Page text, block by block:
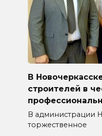
В
строителей в
В администрации
торжественное